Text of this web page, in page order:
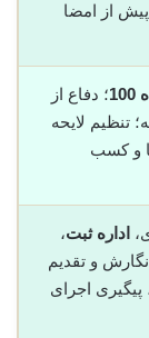
از امضا
؛ دفاع از
تنظیم لایحه
و کسب
اداره ثبت،
و تقدیم
اجرای